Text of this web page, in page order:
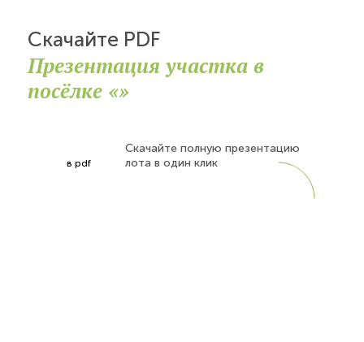
Скачайте PDF
Презентация участка в
посёлке «»
в pdf
Скачайте полную презентацию
лота в один клик